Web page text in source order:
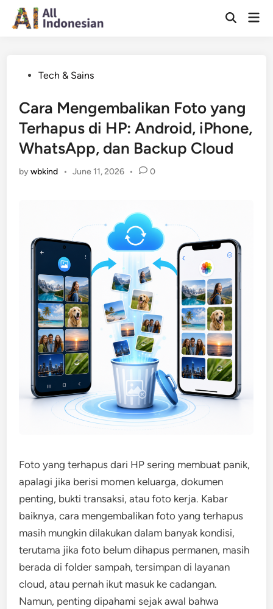
Skip
Open
PostedTech & Sains
Cara Mengembalikan Foto yang
Terhapus di HP: Android, iPhone,
WhatsApp, dan Backup Cloud
bywbkind • June 11, 2026 • 0
Foto yang terhapus dari HP sering membuat panik,
apalagi jika berisi momen keluarga, dokumen
penting, bukti transaksi, atau foto kerja. Kabar
baiknya, cara mengembalikan foto yang terhapus
masih mungkin dilakukan dalam banyak kondisi,
terutama jika foto belum dihapus permanen, masih
berada di folder sampah, tersimpan di layanan
cloud, atau pernah ikut masuk ke cadangan.
Namun, penting dipahami sejak awal bahwa